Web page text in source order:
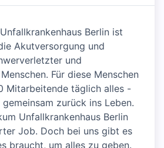
Berlin ist
Akutversorgung und
und
Für diese Menschen
Mitarbeitende täglich alles -
zurück ins Leben.
Unfallkrankenhaus Berlin
Job. Doch bei uns gibt es
braucht, um alles zu geben.